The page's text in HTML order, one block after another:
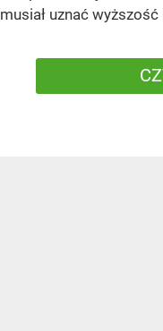
musiał uznać wyższość